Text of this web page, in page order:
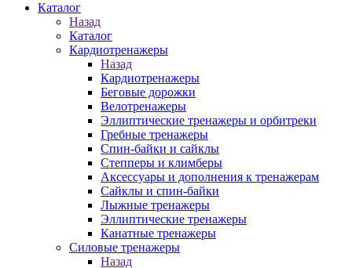
Каталог
Назад
Каталог
Кардиотренажеры
Назад
Кардиотренажеры
Беговые дорожки
Велотренажеры
Эллиптические тренажеры и орбитреки
Гребные тренажеры
Спин-байки и сайклы
Степперы и климберы
Аксессуары и дополнения к тренажерам
Сайклы и спин-байки
Лыжные тренажеры
Эллиптические тренажеры
Канатные тренажеры
Силовые тренажеры
Назад